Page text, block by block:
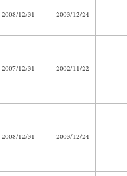
2003/12/24
2008/12/31
2002/11/22
2007/12/31
2003/12/24
2008/12/31